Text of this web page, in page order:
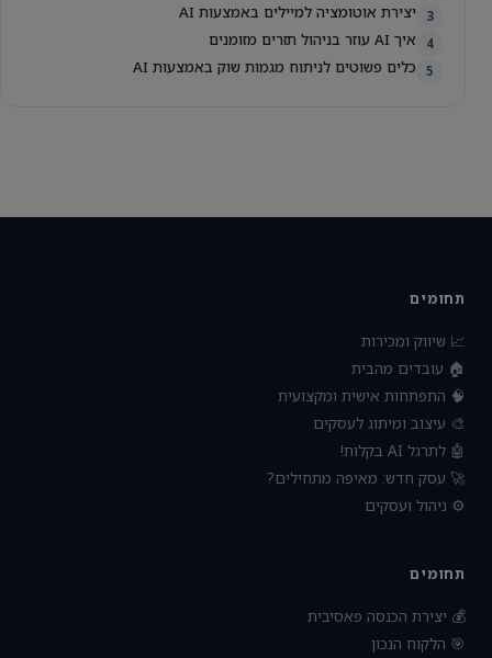
3 יצירת אוטומציה למיילים באמצעות AI
4 איך AI עוזר בניהול תזרים מזומנים
5 כלים פשוטים לניתוח מגמות שוק באמצעות AI
תחומים
📈 שיווק ומכירות
🏠 עובדים מהבית
🧠 התפתחות אישית ומקצועית
🎨 עיצוב ומיתוג לעסקים
🤖 לתרגל AI בקלות!
🚀 עסק חדש: מאיפה מתחילים?
⚙️ ניהול ועסקים
תחומים
💰 יצירת הכנסה פאסיבית
🎯 הלקוח הנכון